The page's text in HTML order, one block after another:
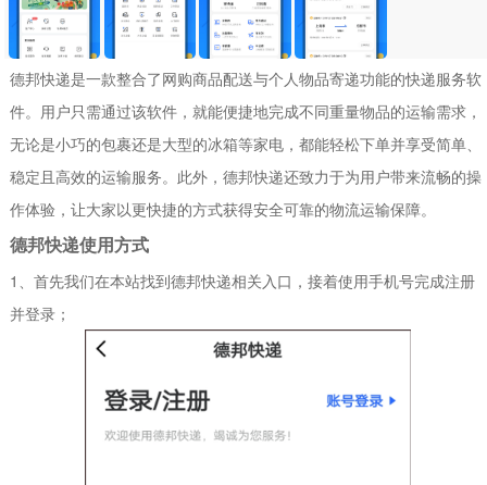
德邦快递是一款整合了网购商品配送与个人物品寄递功能的快递服务软
件。用户只需通过该软件，就能便捷地完成不同重量物品的运输需求，
无论是小巧的包裹还是大型的冰箱等家电，都能轻松下单并享受简单、
稳定且高效的运输服务。此外，德邦快递还致力于为用户带来流畅的操
作体验，让大家以更快捷的方式获得安全可靠的物流运输保障。
德邦快递使用方式
1、首先我们在本站找到德邦快递相关入口，接着使用手机号完成注册
并登录；